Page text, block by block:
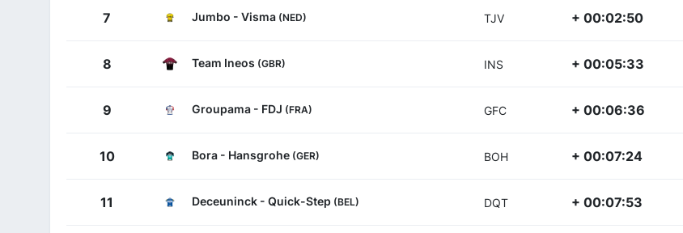
7 Jumbo - Visma (NED) TJV + 00:02:50
8 Team Ineos (GBR) INS + 00:05:33
9 Groupama - FDJ (FRA) GFC + 00:06:36
10 Bora - Hansgrohe (GER) BOH + 00:07:24
11 Deceuninck - Quick-Step (BEL) DQT + 00:07:53